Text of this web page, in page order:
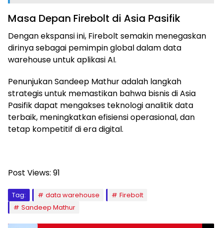
Masa Depan Firebolt di Asia Pasifik
Dengan ekspansi ini, Firebolt semakin menegaskan
dirinya sebagai pemimpin global dalam data
warehouse untuk aplikasi AI.
Penunjukan Sandeep Mathur adalah langkah
strategis untuk memastikan bahwa bisnis di Asia
Pasifik dapat mengakses teknologi analitik data
terbaik, meningkatkan efisiensi operasional, dan
tetap kompetitif di era digital.
Post Views: 91
Tag: data warehouse
Firebolt
Sandeep Mathur